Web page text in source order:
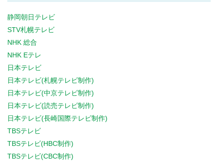
静岡朝日テレビ
STV札幌テレビ
NHK 総合
NHK Eテレ
日本テレビ
日本テレビ(札幌テレビ制作)
日本テレビ(中京テレビ制作)
日本テレビ(読売テレビ制作)
日本テレビ(長崎国際テレビ制作)
TBSテレビ
TBSテレビ(HBC制作)
TBSテレビ(CBC制作)